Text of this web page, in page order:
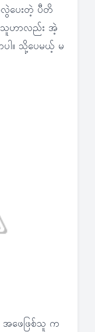
လွဲပေးတဲ့ ပီတိ
စ်သူဟာလည်း အဲ့
ါ။ သို့ပေမယ့် မ
အဖေဖြစ်သူ က